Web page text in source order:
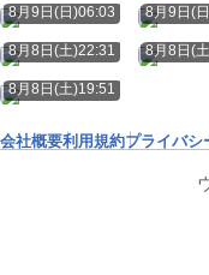
8月9日(日)06:03 8月9日(
8月8日(土)22:31 8月8日(
8月8日(土)19:51
会社概要利用規約プライバシ